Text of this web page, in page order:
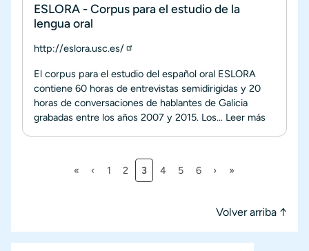
ESLORA - Corpus para el estudio de la
lengua oral
http://eslora.usc.es/
El corpus para el estudio del español oral ESLORA
contiene 60 horas de entrevistas semidirigidas y 20
horas de conversaciones de hablantes de Galicia
grabadas entre los años 2007 y 2015. Los... Leer más
Paginación
Primera página
« Página anterior
‹ Página
1 Página
2 Página actual
3 Página
4 Página
5 Página
6 Siguiente página
› Última página
»
Volver arriba ↑